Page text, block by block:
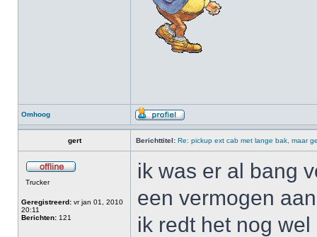
Omhoog
gert Berichttitel: Re: pickup ext cab met lange bak, maar
Trucker
Geregistreerd: vr jan 01, 2010
20:11
Berichten: 121
ik was er al bang
een vermogen
ik redt het nog